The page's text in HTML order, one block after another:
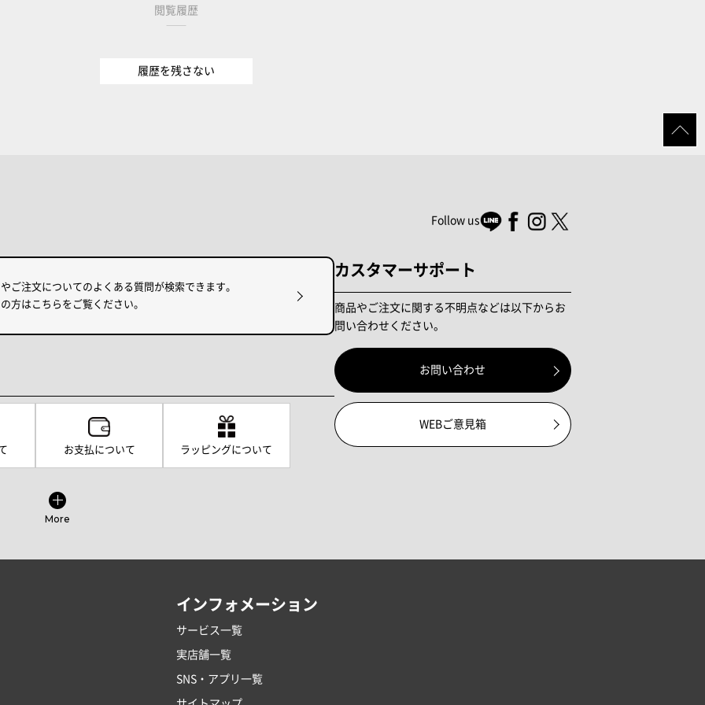
閲覧履歴
履歴を残さない
Follow us
ご注文についてのよくある質問が検索できます。
方はこちらをご覧ください。
お支払について ラッピングについて
More
カスタマーサポート
商品やご注文に関する不明点などは以下からお
問い合わせください。
お問い合わせ
WEBご意見箱
インフォメーション
サービス一覧
実店舗一覧
SNS・アプリ一覧